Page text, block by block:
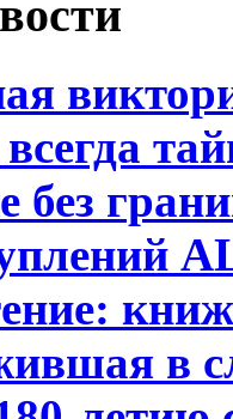
без
в